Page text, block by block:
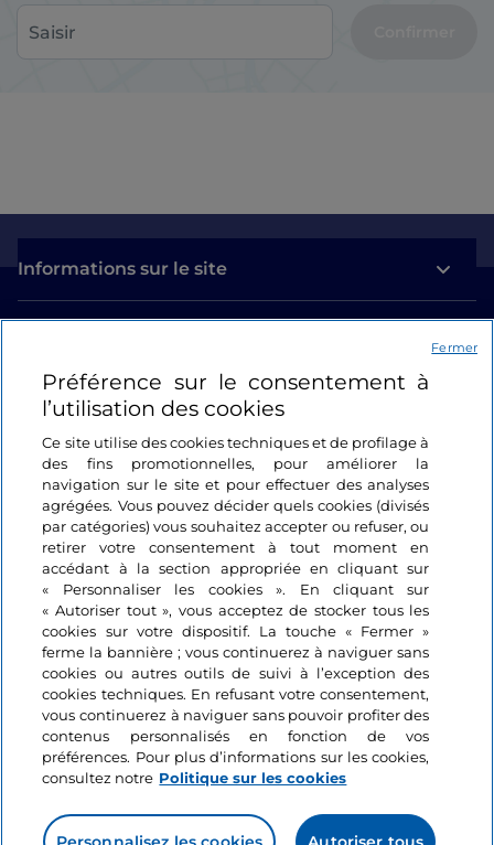
Informations sur le site
Se connecter
Suivez-nous
Préférence sur le consentement à
l’utilisation des cookies
Ce site utilise des cookies techniques et de profilage à
des fins promotionnelles, pour améliorer la
navigation sur le site et pour effectuer des analyses
agrégées. Vous pouvez décider quels cookies (divisés
par catégories) vous souhaitez accepter ou refuser, ou
retirer votre consentement à tout moment en
accédant à la section appropriée en cliquant sur
« Personnaliser les cookies ». En cliquant sur
« Autoriser tout », vous acceptez de stocker tous les
cookies sur votre dispositif. La touche « Fermer »
ferme la bannière ; vous continuerez à naviguer sans
cookies ou autres outils de suivi à l’exception des
cookies techniques. En refusant votre consentement,
vous continuerez à naviguer sans pouvoir profiter des
contenus personnalisés en fonction de vos
préférences. Pour plus d’informations sur les cookies,
consultez notre Politique sur les cookies
Fermer